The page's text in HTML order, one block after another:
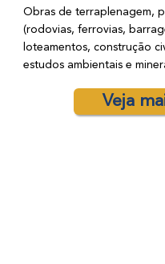
Obras de terraplenagem,
(rodovias, ferrovias,
loteamentos, construção
estudos ambientais e
Veja